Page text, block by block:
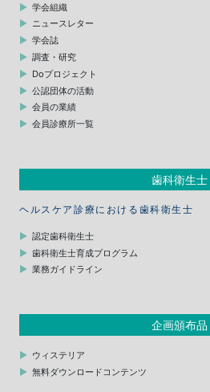
学会組織
ニュースレター
学会誌
調査・研究
Doプロジェクト
公認団体の活動
会員の業績
会員診療所一覧
歯科衛生士
ヘルスケア診療における歯科衛生士
認定歯科衛生士
歯科衛生士育成プログラム
業務ガイドライン
企画頒布品
ウィステリア
無料ダウンロードコンテンツ